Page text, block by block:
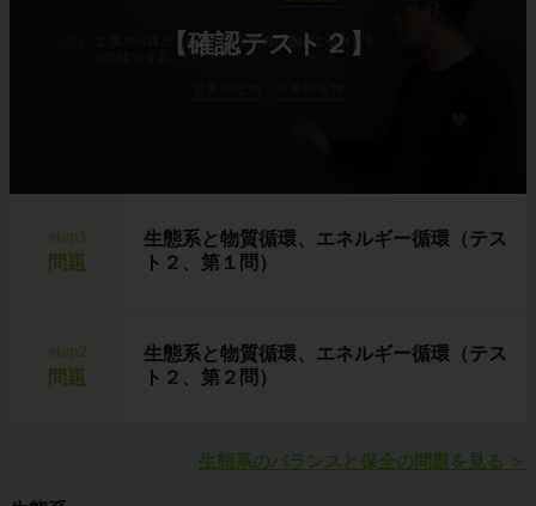
【確認テスト２】
問題
生態系と物質循環、エネルギー循環（テス
ト２、第１問）
問題
生態系と物質循環、エネルギー循環（テス
ト２、第２問）
生態系のバランスと保全の問題を見る ＞